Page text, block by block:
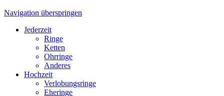
Navigation überspringen
Jederzeit
Ringe
Ketten
Ohrringe
Anderes
Hochzeit
Verlobungsringe
Eheringe